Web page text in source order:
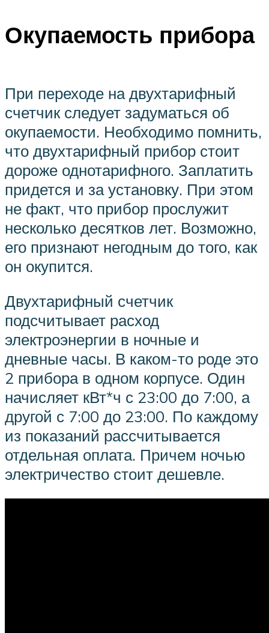
Окупаемость прибора
При переходе на двухтарифный
счетчик следует задуматься об
окупаемости. Необходимо помнить,
что двухтарифный прибор стоит
дороже однотарифного. Заплатить
придется и за установку. При этом
не факт, что прибор прослужит
несколько десятков лет. Возможно,
его признают негодным до того, как
он окупится.
Двухтарифный счетчик
подсчитывает расход
электроэнергии в ночные и
дневные часы. В каком-то роде это
2 прибора в одном корпусе. Один
начисляет кВт*ч с 23:00 до 7:00, а
другой с 7:00 до 23:00. По каждому
из показаний рассчитывается
отдельная оплата. Причем ночью
электричество стоит дешевле.